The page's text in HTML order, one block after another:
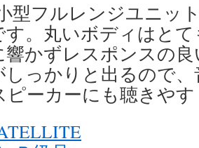
型フルレンジユニッ
す。丸いボディはと
響かずレスポンスの
しっかりと出るので
ピーカーにも聴きや